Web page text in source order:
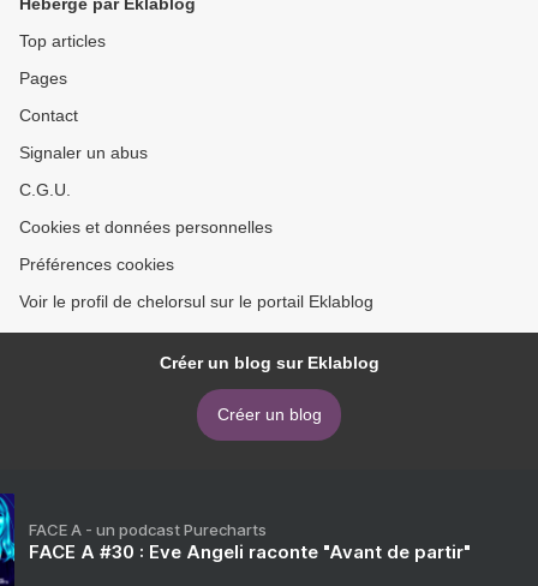
Top articles
Pages
Contact
Signaler un abus
C.G.U.
Cookies et données personnelles
Préférences cookies
Voir le profil de chelorsul sur le portail Eklablog
Créer un blog sur Eklablog
Créer un blog
FACE A - un podcast Purecharts
FACE A #30 : Eve Angeli raconte "Avant de partir"